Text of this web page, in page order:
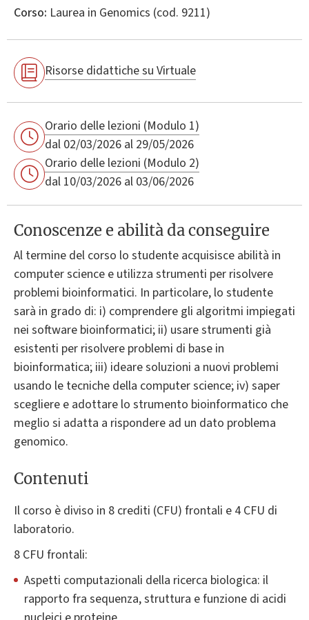
Corso: Laurea in Genomics (cod. 9211)
Risorse didattiche su Virtuale
Orario delle lezioni (Modulo 1)
dal 02/03/2026 al 29/05/2026
Orario delle lezioni (Modulo 2)
dal 10/03/2026 al 03/06/2026
Conoscenze e abilità da conseguire
Al termine del corso lo studente acquisisce abilità in
computer science e utilizza strumenti per risolvere
problemi bioinformatici. In particolare, lo studente
sarà in grado di: i) comprendere gli algoritmi impiegati
nei software bioinformatici; ii) usare strumenti già
esistenti per risolvere problemi di base in
bioinformatica; iii) ideare soluzioni a nuovi problemi
usando le tecniche della computer science; iv) saper
scegliere e adottare lo strumento bioinformatico che
meglio si adatta a rispondere ad un dato problema
genomico.
Contenuti
Il corso è diviso in 8 crediti (CFU) frontali e 4 CFU di
laboratorio.
8 CFU frontali:
Aspetti computazionali della ricerca biologica: il
rapporto fra sequenza, struttura e funzione di acidi